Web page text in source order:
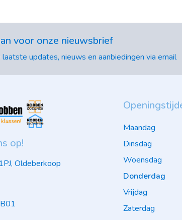
voor onze nieuwsbrief
updates, nieuws en aanbiedingen via email
op!
Oldeberkoop
Maandag
Dinsdag
Woensdag
Donderdag
Vrijdag
Zaterdag